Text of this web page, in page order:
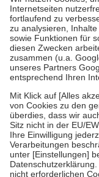
Kosten der Leistung
Diese Regeln gelten
Bei Heilmitteln und
Zuzahlung zehn
Verordnung.
Um das Engagement
stärken und die
fallenkeine
• Kindern und
mit Ausnahme der
• Untersuchungen zur
GKV getragen werden
• empfohlenen
• Harn- und